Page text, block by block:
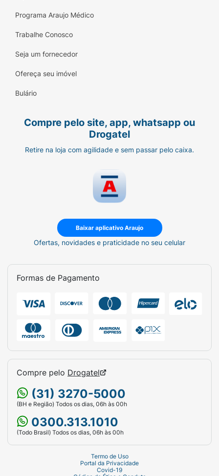
Programa Araujo Médico
Trabalhe Conosco
Seja um fornecedor
Ofereça seu imóvel
Bulário
Compre pelo site, app, whatsapp ou
Drogatel
Retire na loja com agilidade e sem passar pelo caixa.
Baixar aplicativo Araujo
Ofertas, novidades e praticidade no seu celular
Formas de Pagamento
Compre pelo Drogatel
(31) 3270-5000
(BH e Região) Todos os dias, 06h às 00h
0300.313.1010
(Todo Brasil) Todos os dias, 06h às 00h
Termo de Uso
Portal da Privacidade
Covid-19